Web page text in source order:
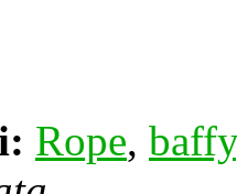
Rope, baffy